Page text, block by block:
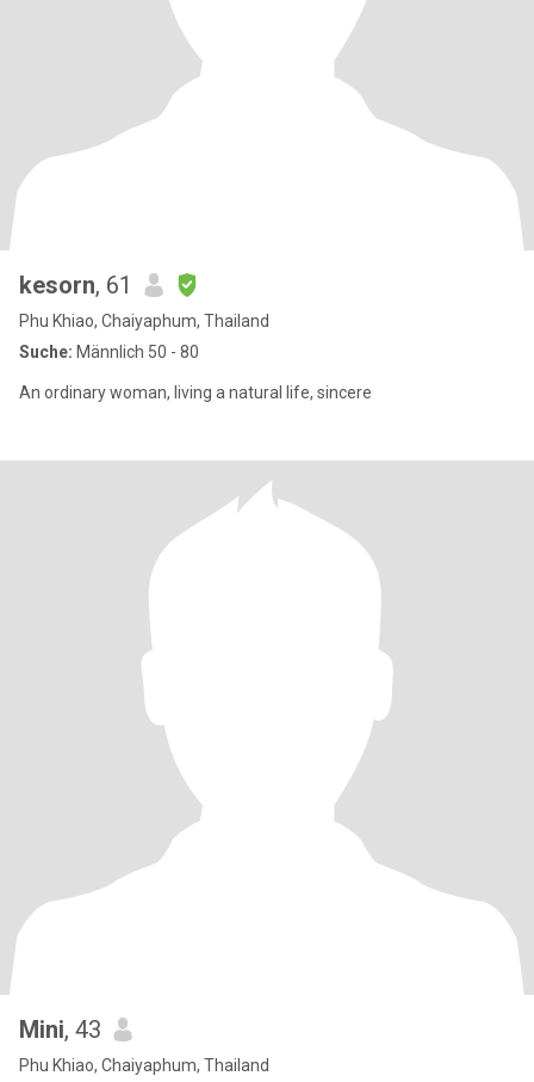
kesorn, 61
Phu Khiao, Chaiyaphum, Thailand
Suche: Männlich 50 - 80
An ordinary woman, living a natural life, sincere
Mini, 43
Phu Khiao, Chaiyaphum, Thailand